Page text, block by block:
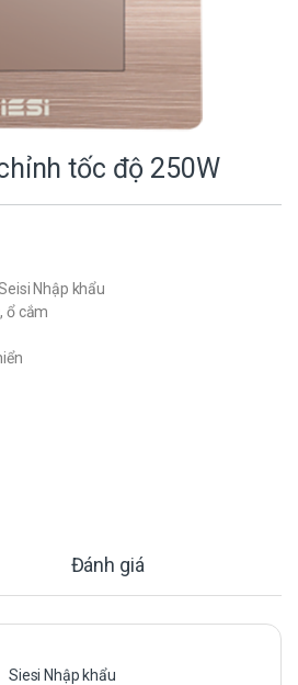
tốc độ 250W
Nhập khẩu
ổ cắm
Đánh giá
Siesi Nhập khẩu